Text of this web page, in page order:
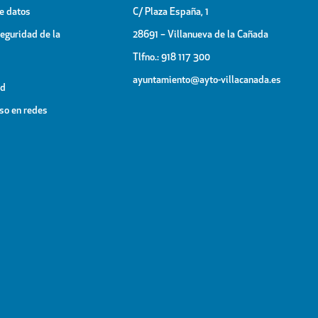
datos
de la
en redes
C/ Plaza España, 1
28691 – Villanueva de la Cañada
Tlfno.: 918 117 300
ayuntamiento@ayto-villacanada.es